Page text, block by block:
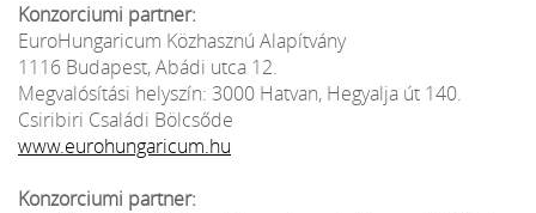
Konzorciumi partner:
EuroHungaricum Közhasznú Alapítvány
1116 Budapest, Abádi utca 12.
Megvalósítási helyszín: 3000 Hatvan, Hegyalja út 140.
Csiribiri Családi Bölcsőde
www.eurohungaricum.hu
Konzorciumi partner: